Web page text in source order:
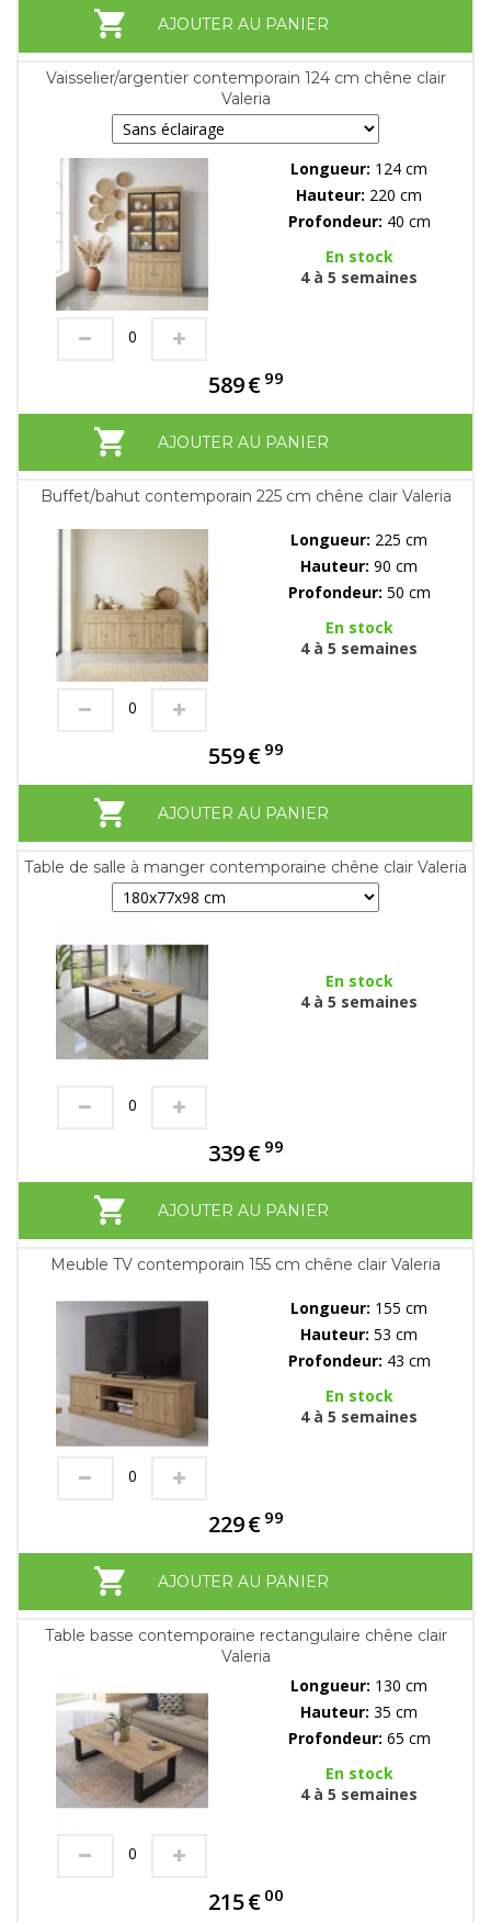
AJOUTER AU PANIER
Vaisselier/argentier contemporain 124 cm chêne clair
Valeria
Longueur: 124 cm
Hauteur: 220 cm
Profondeur: 40 cm
En stock
4 à 5 semaines
589€ 99
AJOUTER AU PANIER
Buffet/bahut contemporain 225 cm chêne clair Valeria
Longueur: 225 cm
Hauteur: 90 cm
Profondeur: 50 cm
En stock
4 à 5 semaines
559€ 99
AJOUTER AU PANIER
Table de salle à manger contemporaine chêne clair Valeria
En stock
4 à 5 semaines
339€ 99
AJOUTER AU PANIER
Meuble TV contemporain 155 cm chêne clair Valeria
Longueur: 155 cm
Hauteur: 53 cm
Profondeur: 43 cm
En stock
4 à 5 semaines
229€ 99
AJOUTER AU PANIER
Table basse contemporaine rectangulaire chêne clair
Valeria
Longueur: 130 cm
Hauteur: 35 cm
Profondeur: 65 cm
En stock
4 à 5 semaines
215€ 00